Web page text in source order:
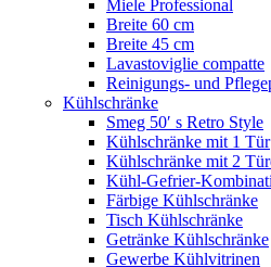
Miele Professional
Breite 60 cm
Breite 45 cm
Lavastoviglie compatte
Reinigungs- und
Kühlschränke
Smeg 50′ s Retro Style
Kühlschränke mit 1 Tür
Kühlschränke mit 2
Kühl-Gefrier-
Färbige Kühlschränke
Tisch Kühlschränke
Getränke Kühlschränke
Gewerbe Kühlvitrinen